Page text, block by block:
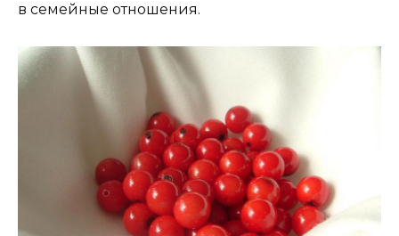
в семейные отношения.